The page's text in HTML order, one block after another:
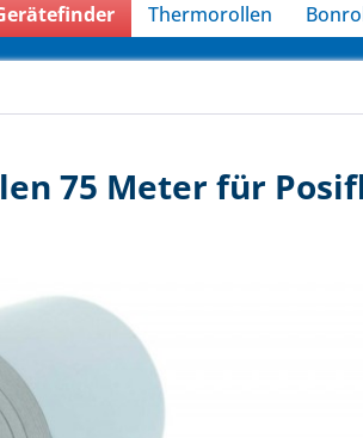
Thermorollen
75 Meter für